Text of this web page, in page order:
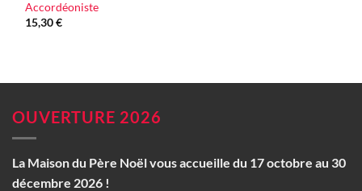
Accordéoniste
15,30€
OUVERTURE 2026
La Maison du Père Noël vous accueille du 17 octobre au 30
décembre 2026 !